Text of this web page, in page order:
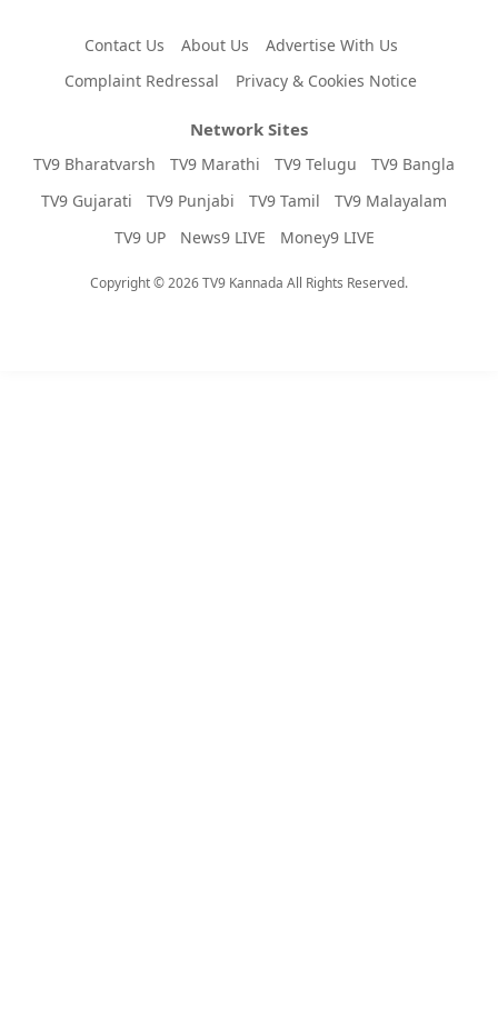
Contact Us About Us
Advertise With Us
Complaint Redressal
Privacy & Cookies Notice
Network Sites
TV9 Bharatvarsh TV9 Marathi TV9 Telugu
TV9 Bangla
TV9 Gujarati
TV9 Punjabi TV9 Tamil
TV9 Malayalam
TV9 UP
News9 LIVE Money9 LIVE
Copyright © 2026 TV9 Kannada All Rights Reserved.